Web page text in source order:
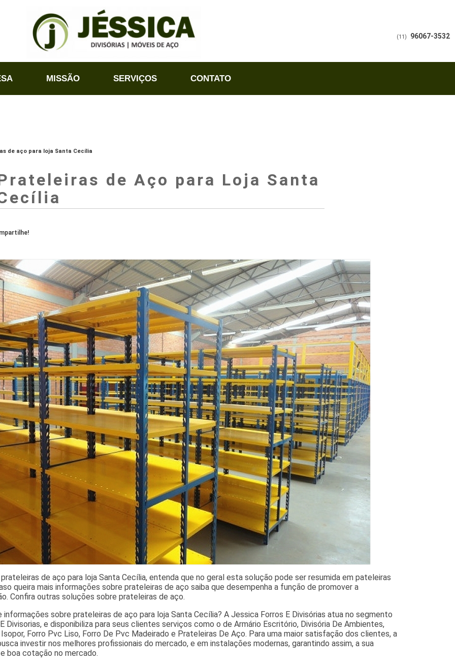
MISSÃO SERVIÇOS CONTATO
(11) 96067-3532
de aço para loja Santa Cecília
de Aço para Loja Santa
de aço para loja Santa Cecília, entenda que no geral esta solução pode ser resumida em pateleiras
queira mais informações sobre prateleiras de aço saiba que desempenha a função de promover a
Confira outras soluções sobre prateleiras de aço.
informações sobre prateleiras de aço para loja Santa Cecília? A Jessica Forros E Divisórias atua no segmento
Divisorias, e disponibiliza para seus clientes serviços como o de Armário Escritório, Divisória De Ambientes,
Forro Pvc Liso, Forro De Pvc Madeirado e Prateleiras De Aço. Para uma maior satisfação dos clientes, a
investir nos melhores profissionais do mercado, e em instalações modernas, garantindo assim, a sua
boa cotação no mercado.